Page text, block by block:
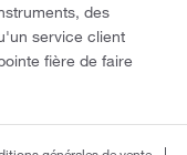
des
service client
fière de faire